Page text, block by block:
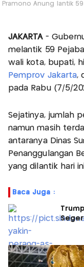
Pramono Anung lantik
JAKARTA -
melantik 59
wali kota, bupati,
Pemprov Jakarta,
pada Rabu (7/5/
Sejatinya, jumlah
namun masih
antaranya Dinas
Penanggulangan
yang dilantik hari
Baca Juga :